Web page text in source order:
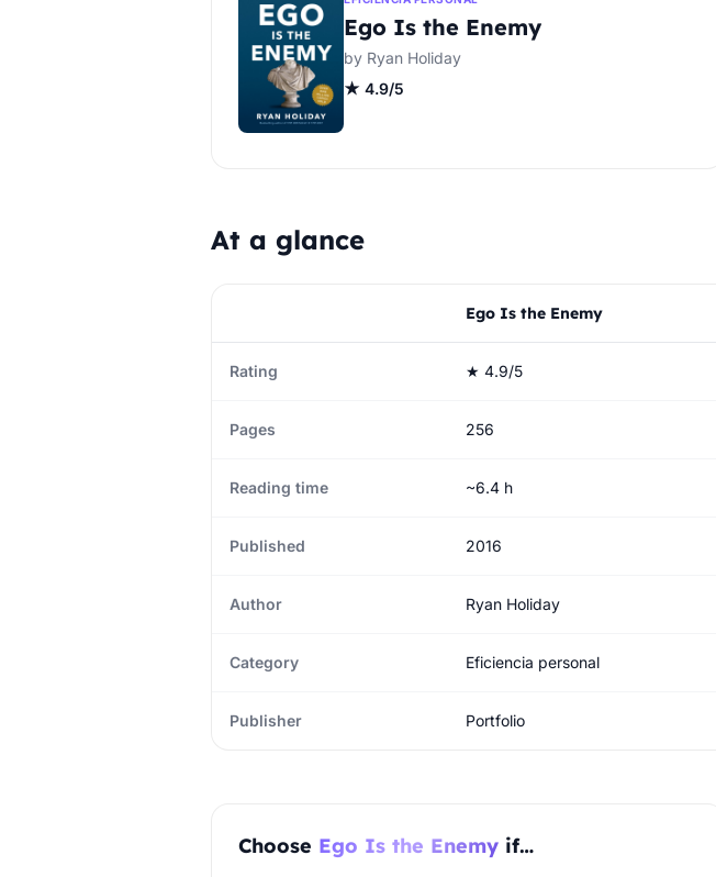
Ego Is the Enemy
by Ryan Holiday
★ 4.9/5
At a glance
Ego Is the Enemy
Rating ★ 4.9/5
Pages 256
Reading time ~6.4 h
Published 2016
Author Ryan Holiday
Category Eficiencia personal
Publisher Portfolio
Choose Ego Is the Enemy if…